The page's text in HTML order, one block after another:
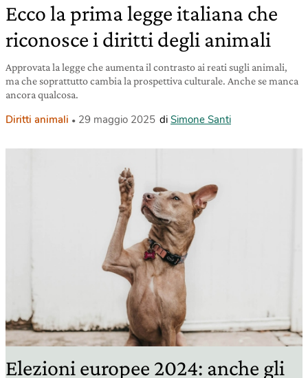
Ecco la prima legge italiana che
riconosce i diritti degli animali
Approvata la legge che aumenta il contrasto ai reati sugli animali,
ma che soprattutto cambia la prospettiva culturale. Anche se manca
ancora qualcosa.
Diritti animali 29 maggio 2025 di Simone Santi
Elezioni europee 2024: anche gli